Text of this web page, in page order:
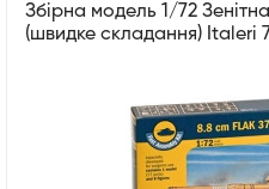
Збірна модель 1/72
(швидке складання) Italeri